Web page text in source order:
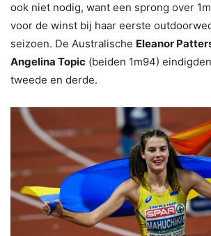
ook niet nodig, want een sprong over
voor de winst bij haar eerste
seizoen. De Australische Eleanor
Angelina Topic (beiden 1m94)
tweede en derde.